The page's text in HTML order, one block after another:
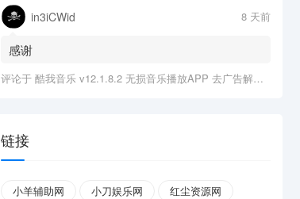
in3iCWid 8 天前
感谢
评论于 酷我音乐 v12.1.8.2 无损音乐播放APP 去广告解锁会员版
链接
小羊辅助网 小刀娱乐网
红尘资源网